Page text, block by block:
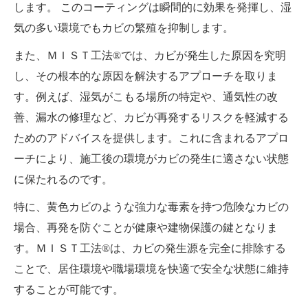
します。 このコーティングは瞬間的に効果を発揮し、湿
気の多い環境でもカビの繁殖を抑制します。
また、ＭＩＳＴ工法®では、カビが発生した原因を究明
し、その根本的な原因を解決するアプローチを取りま
す。例えば、湿気がこもる場所の特定や、通気性の改
善、漏水の修理など、カビが再発するリスクを軽減する
ためのアドバイスを提供します。これに含まれるアプロ
ーチにより、施工後の環境がカビの発生に適さない状態
に保たれるのです。
特に、黄色カビのような強力な毒素を持つ危険なカビの
場合、再発を防ぐことが健康や建物保護の鍵となりま
す。ＭＩＳＴ工法®は、カビの発生源を完全に排除する
ことで、居住環境や職場環境を快適で安全な状態に維持
することが可能です。